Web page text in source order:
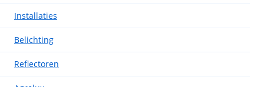
Installaties
Belichting
Reflectoren